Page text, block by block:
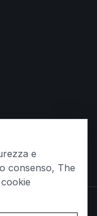
e
consenso, The